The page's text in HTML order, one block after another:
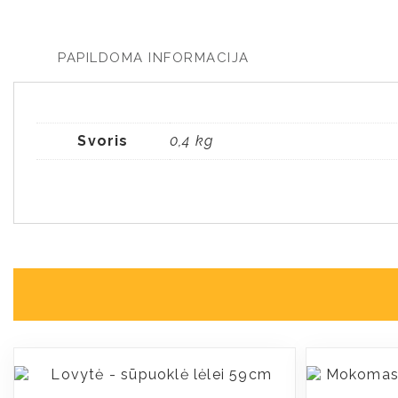
PAPILDOMA INFORMACIJA
Svoris 0,4 kg